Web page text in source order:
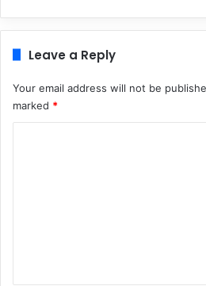
Leave a Reply
Your email address will not be
marked *